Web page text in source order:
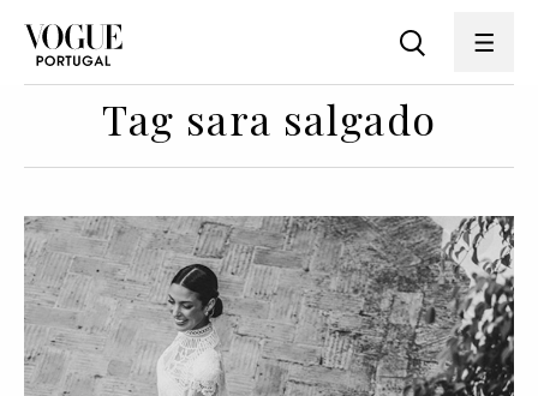
Tag sara salgado